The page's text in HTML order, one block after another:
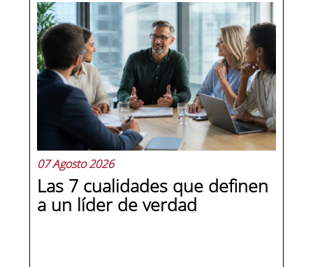
07 Agosto 2026
Las 7 cualidades que definen
a un líder de verdad